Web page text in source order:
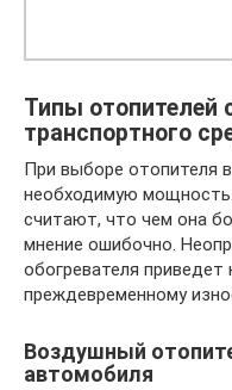
Типы отопителей
транспортного
При выборе отопителя
необходимую
считают, что чем она
мнение ошибочно.
обогревателя приведет
преждевременному
Воздушный
автомобиля